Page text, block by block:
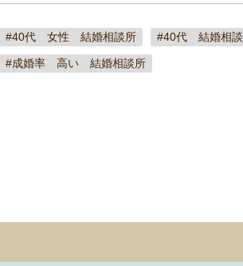
#40代 女性 結婚相談所 #40代 結婚相
#成婚率 高い 結婚相談所